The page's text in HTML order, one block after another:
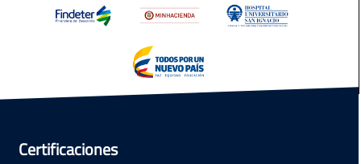
Certificaciones